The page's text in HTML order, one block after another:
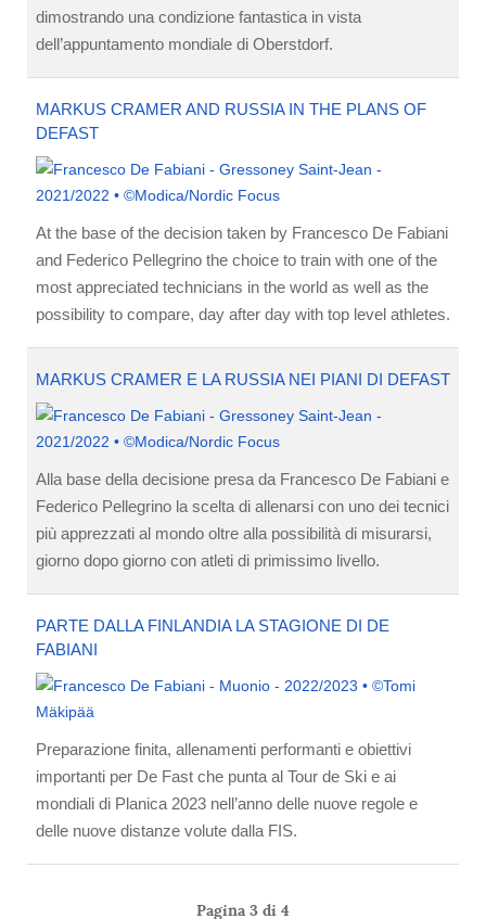
dimostrando una condizione fantastica in vista
dell’appuntamento mondiale di Oberstdorf.
MARKUS CRAMER AND RUSSIA IN THE PLANS OF
DEFAST
At the base of the decision taken by Francesco De Fabiani
and Federico Pellegrino the choice to train with one of the
most appreciated technicians in the world as well as the
possibility to compare, day after day with top level athletes.
MARKUS CRAMER E LA RUSSIA NEI PIANI DI DEFAST
Alla base della decisione presa da Francesco De Fabiani e
Federico Pellegrino la scelta di allenarsi con uno dei tecnici
più apprezzati al mondo oltre alla possibilità di misurarsi,
giorno dopo giorno con atleti di primissimo livello.
PARTE DALLA FINLANDIA LA STAGIONE DI DE
FABIANI
Preparazione finita, allenamenti performanti e obiettivi
importanti per De Fast che punta al Tour de Ski e ai
mondiali di Planica 2023 nell’anno delle nuove regole e
delle nuove distanze volute dalla FIS.
Pagina 3 di 4